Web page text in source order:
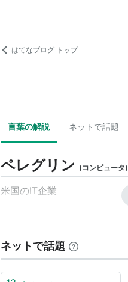
はてなブログ トップ
言葉の解説 ネットで話題
ペレグリン (コンピュータ)
米国のIT企業
ネットで話題